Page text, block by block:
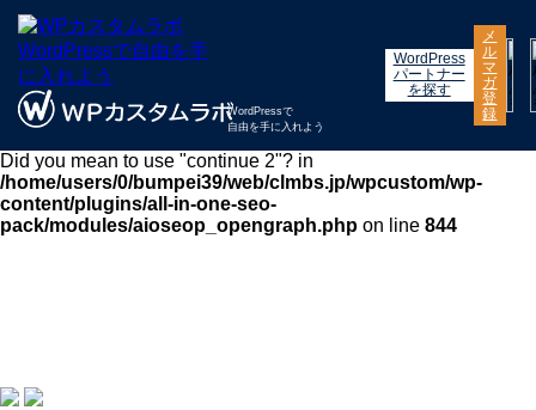
Warning: "continue" targeting switch is equivalent to "break".
Did you mean to use "continue 2"? in
/home/users/0/bumpei39/web/clmbs.jp/wpcustom/wp-
includes/pomo/plural-forms.php
: "continue" targeting switch is equivalent to "break".
Did you mean to use "continue 2"? in
/home/users/0/bumpei39/web/clmbs.jp/wpcustom/wp-
content/plugins/all-in-one-seo-
pack/modules/aioseop_opengraph.php on line 844
WordPressで
自由を手に入れよう
WordPress
パートナー
を探す
メ
ル
マ
ガ
登
録